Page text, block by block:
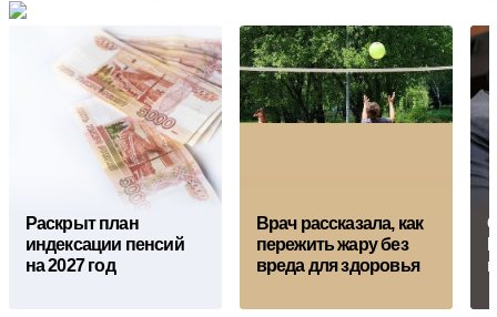
Рaскрыт план
индексации пенсий
на 2027 год
Врач рассказала, как
пережить жару без
вреда для здоровья